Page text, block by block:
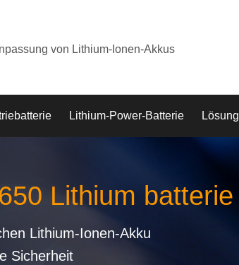
von Lithium-Ionen-Akkus
Lithium-Power-Batterie Lösung
Lithium batterie
Lithium-Ionen-Akku
Sicherheit